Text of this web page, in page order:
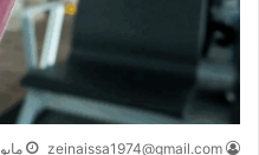
zeinaissa1974@gmail.com مايو 19, 2025